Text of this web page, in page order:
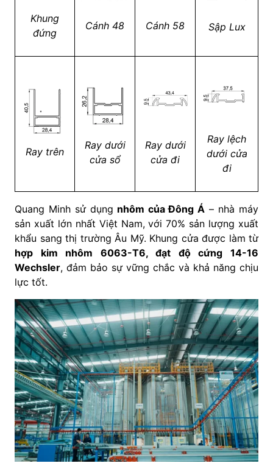
Khung
đứng
Cánh 48 Cánh 58 Sập Lux
Ray trên
Ray dưới
cửa sổ
Ray dưới
cửa đi
Ray lệch
dưới cửa
đi
Quang Minh sử dụng nhôm của Đông Á – nhà máy
sản xuất lớn nhất Việt Nam, với 70% sản lượng xuất
khẩu sang thị trường Âu Mỹ. Khung cửa được làm từ
hợp kim nhôm 6063-T6, đạt độ cứng 14-16
Wechsler, đảm bảo sự vững chắc và khả năng chịu
lực tốt.